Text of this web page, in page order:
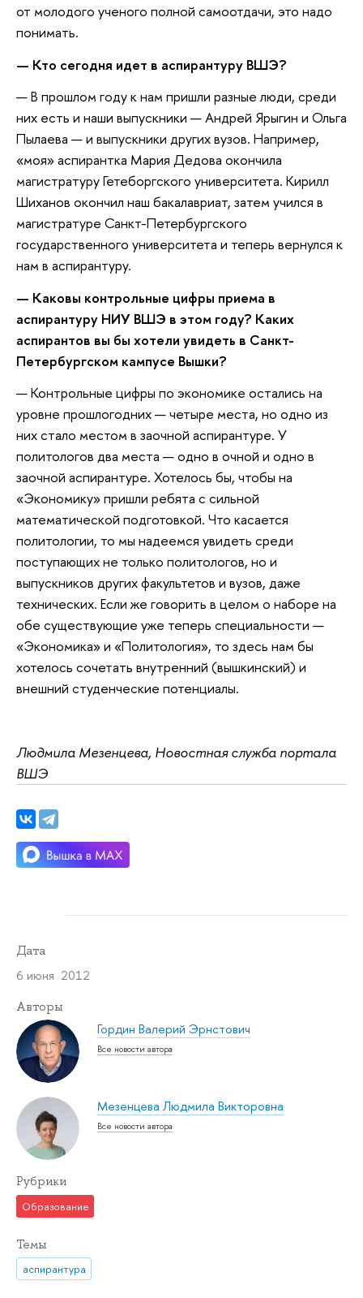
от молодого ученого полной самоотдачи, это надо
понимать.
— Кто сегодня идет в аспирантуру ВШЭ?
— В прошлом году к нам пришли разные люди, среди
них есть и наши выпускники — Андрей Ярыгин и Ольга
Пылаева — и выпускники других вузов. Например,
«моя» аспирантка Мария Дедова окончила
магистратуру Гетеборгского университета. Кирилл
Шиханов окончил наш бакалавриат, затем учился в
магистратуре Санкт-Петербургского
государственного университета и теперь вернулся к
нам в аспирантуру.
— Каковы контрольные цифры приема в
аспирантуру НИУ ВШЭ в этом году? Каких
аспирантов вы бы хотели увидеть в Санкт-
Петербургском кампусе Вышки?
— Контрольные цифры по экономике остались на
уровне прошлогодних — четыре места, но одно из
них стало местом в заочной аспирантуре. У
политологов два места — одно в очной и одно в
заочной аспирантуре. Хотелось бы, чтобы на
«Экономику» пришли ребята с сильной
математической подготовкой. Что касается
политологии, то мы надеемся увидеть среди
поступающих не только политологов, но и
выпускников других факультетов и вузов, даже
технических. Если же говорить в целом о наборе на
обе существующие уже теперь специальности —
«Экономика» и «Политология», то здесь нам бы
хотелось сочетать внутренний (вышкинский) и
внешний студенческие потенциалы.
Людмила Мезенцева, Новостная служба портала
ВШЭ
Дата
6 июня 2012
Авторы
Гордин Валерий Эрнстович
Все новости автора
Мезенцева Людмила Викторовна
Все новости автора
Рубрики
Образование
Темы
аспирантура